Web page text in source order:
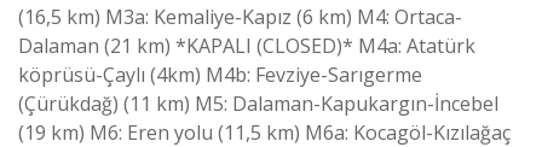
(16,5 km) M3a: Kemaliye-Kapız (6 km) M4: Ortaca-
Dalaman (21 km) *KAPALI (CLOSED)* M4a: Atatürk
köprüsü-Çaylı (4km) M4b: Fevziye-Sarıgerme
(Çürükdağ) (11 km) M5: Dalaman-Kapukargın-İncebel
(19 km) M6: Eren yolu (11,5 km) M6a: Kocagöl-Kızılağaç